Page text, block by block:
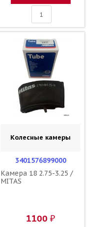
Колесные камеры
3401576899000
Камера 18 2.75-3.25 /
MITAS
1100 ₽